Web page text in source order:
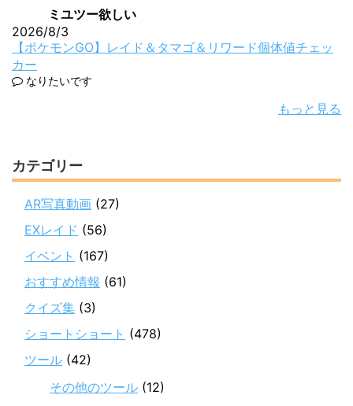
ミユツー欲しい
2026/8/3
【ポケモンGO】レイド＆タマゴ＆リワード個体値チェッ
カー
なりたいです
もっと見る
カテゴリー
AR写真動画 (27)
EXレイド (56)
イベント (167)
おすすめ情報 (61)
クイズ集 (3)
ショートショート (478)
ツール (42)
その他のツール (12)